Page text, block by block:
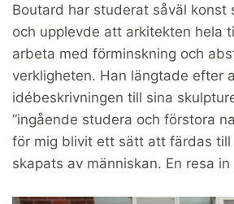
Boutard har studerat såväl konst
och upplevde att arkitekten hela
arbeta med förminskning och
verkligheten. Han längtade efter
idébeskrivningen till sina
”ingående studera och förstora
för mig blivit ett sätt att färdas till
skapats av människan. En resa in